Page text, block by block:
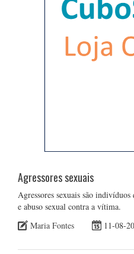
Agressores sexuais
Agressores sexuais são indivíduos
e abuso sexual contra a vítima.
Maria Fontes
11-08-